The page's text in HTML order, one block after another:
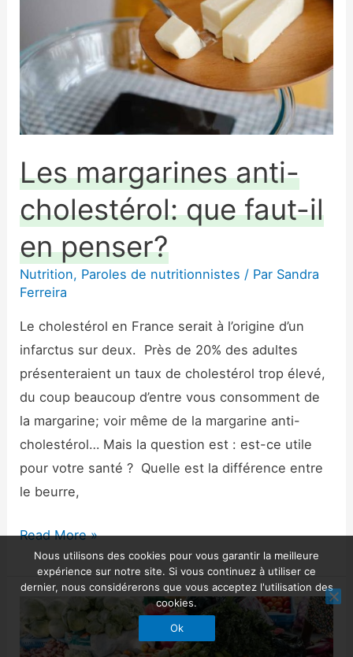
Les margarines anti-
cholestérol: que faut-il
en penser?
Nutrition, Paroles de nutritionnistes / Par Sandra
Ferreira
Le cholestérol en France serait à l’origine d’un
infarctus sur deux. Près de 20% des adultes
présenteraient un taux de cholestérol trop élevé,
du coup beaucoup d’entre vous consomment de
la margarine; voir même de la margarine anti-
cholestérol… Mais la question est : est-ce utile
pour votre santé ? Quelle est la différence entre
le beurre,
faut-
il
en
penser?
Read More »
Tout
savoir
Nous utilisons des cookies pour vous garantir la meilleure
expérience sur notre site. Si vous continuez à utiliser ce
dernier, nous considérerons que vous acceptez l'utilisation des
cookies.
Ok